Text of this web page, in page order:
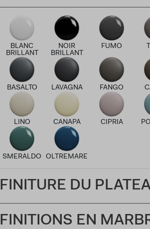
BLANC
BRILLANT
NOIR
BRILLANT
FUMO
BASALTO LAVAGNA FANGO
LINO CANAPA CIPRIA
SMERALDO OLTREMARE
FINITURE DU
FINITIONS EN